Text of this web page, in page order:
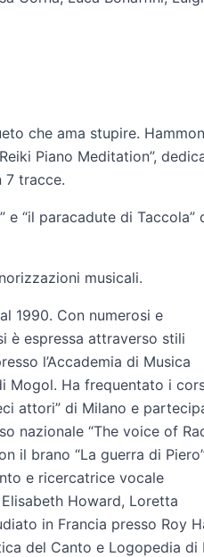
che ama stupire.
Piano Meditation”,
7 tracce.
“il paracadute di Taccola”
musicali.
1990. Con numerosi e
è espressa attraverso stili
l’Accademia di Musica
Mogol. Ha frequentato i
attori” di Milano e
nazionale “The voice of
il brano “La guerra di
e ricercatrice vocale
Howard, Loretta
in Francia presso Roy
del Canto e Logopedia di